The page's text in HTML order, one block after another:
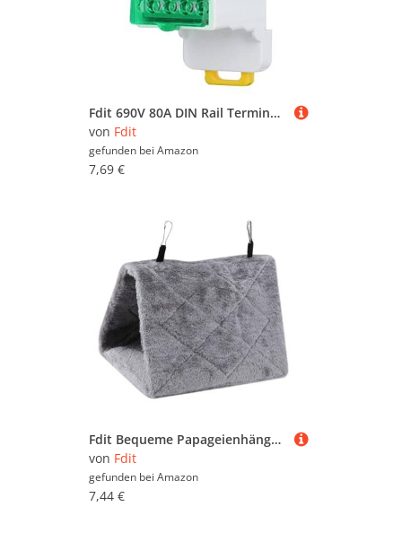
Fdit 690V 80A DIN Rail Terminal Verteiler Kasten, Feuerfester PA66 Spalt Barer Verbindungs Block mit Messing Leiter für Hochspannung Schränke Haus Geräte (GREEN)
von Fdit
gefunden bei Amazon
7,69 €
Fdit Bequeme Papageienhängematte, Vogelhängekäfig mit Hakendesign, Winter Warmes Bett für Vögel, Haustierspielzeug (S)
von Fdit
gefunden bei Amazon
7,44 €